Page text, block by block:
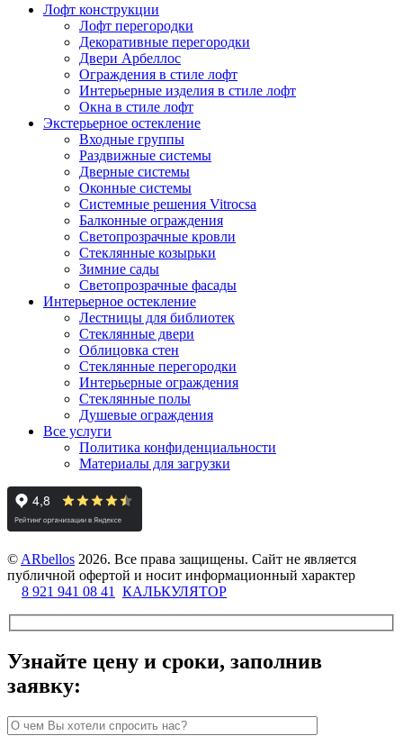
Лофт конструкции
Лофт перегородки
Декоративные перегородки
Двери Арбеллос
Ограждения в стиле лофт
Интерьерные изделия в стиле лофт
Окна в стиле лофт
Экстерьерное остекление
Входные группы
Раздвижные системы
Дверные системы
Оконные системы
Системные решения Vitrocsa
Балконные ограждения
Светопрозрачные кровли
Стеклянные козырьки
Зимние сады
Светопрозрачные фасады
Интерьерное остекление
Лестницы для библиотек
Стеклянные двери
Облицовка стен
Стеклянные перегородки
Интерьерные ограждения
Стеклянные полы
Душевые ограждения
Все услуги
Политика конфиденциальности
Материалы для загрузки
© ARbellos 2026. Все права защищены. Сайт не является
публичной офертой и носит информационный характер
8 921 941 08 41
КАЛЬКУЛЯТОР
Узнайте цену и сроки, заполнив
заявку: